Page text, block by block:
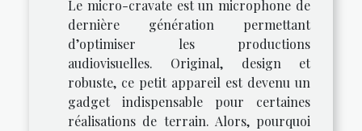
Le micro-cravate est un microphone de
dernière génération permettant
d’optimiser les productions
audiovisuelles. Original, design et
robuste, ce petit appareil est devenu un
gadget indispensable pour certaines
réalisations de terrain. Alors, pourquoi